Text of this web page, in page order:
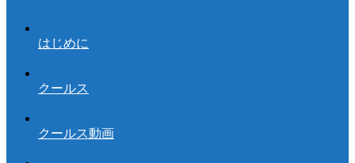
はじめに
クールス
クールス動画